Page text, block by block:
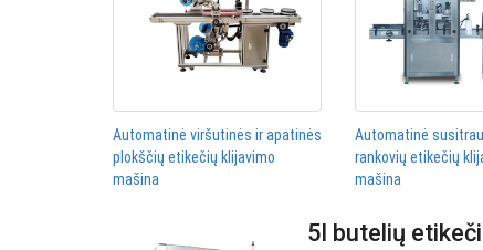
Automatinė viršutinės ir apatinės
plokščių etikečių klijavimo
mašina
Automatinė
rankovių etikečių
mašina
5l butelių